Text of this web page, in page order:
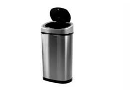
perfecte Homra afvalemmer nodig.
afvalbakken vind je bij Chef99.
soorten en maten. Kies makkelijk
specificaties. Of je nou een
hebt, of een inbouwprullenbak,
prullenbak, je vindt makkelijk wat je
Afvalemmers zijn er te vinden in
ieder is er wel wat wils. En met ook
kleurselectie vind je de kleur die